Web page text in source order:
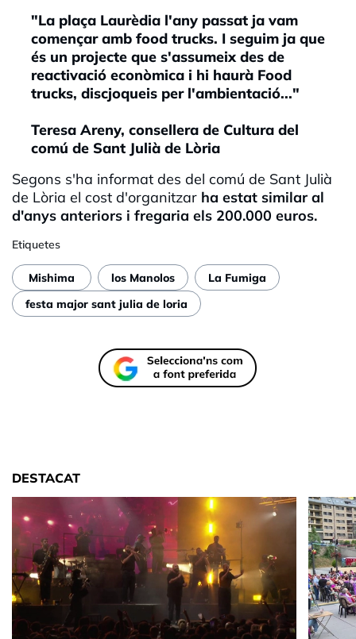
"La plaça Laurèdia l'any passat ja vam
començar amb food trucks. I seguim ja que
és un projecte que s'assumeix des de
reactivació econòmica i hi haurà Food
trucks, discjoqueis per l'ambientació..."
Teresa Areny, consellera de Cultura del
comú de Sant Julià de Lòria
Segons s'ha informat des del comú de Sant Julià
de Lòria el cost d'organitzar ha estat similar al
d'anys anteriors i fregaria els 200.000 euros.
Etiquetes
Mishima los Manolos
La Fumiga
festa major sant julia de loria
DESTACAT